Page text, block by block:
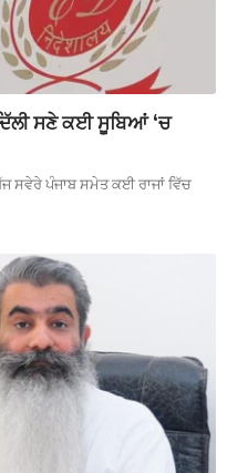
ਸਣੇ ਕਈ ਸੂਬਿਆਂ ‘ਚ
ਪੰਜਾਬ ਸਮੇਤ ਕਈ ਰਾਜਾਂ ਵਿੱਚ